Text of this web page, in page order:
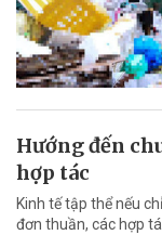
Hướng đến
hợp tác
Kinh tế tập thể nếu
đơn thuần, các hợp